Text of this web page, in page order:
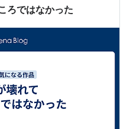
ログを書く…
ろではなかった